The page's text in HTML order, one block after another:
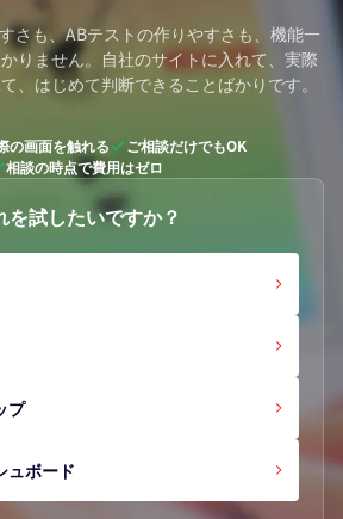
さも、ABテストの作りやすさも、機能一
りません。 自社のサイトに入れて、実際
、はじめて判断できることばかりです。
の画面を触れる
ご相談だけでもOK
相談の時点で費用はゼロ
を試したいですか？
プ
ュボード